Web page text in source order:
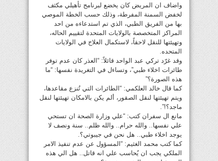
واضاف ان المريض كان يخضع لبرنامج تأهيلي مكثف
لخفض السمنة المفرطة، وذلك حسب الخطة الموصي
بها من الفريق الطبي، الذي تم استدعاءه من احد
المراكز المتخصصة بالولايات المتحدة لتقييم الحاله،
وتهيئتها للنقل لاحقاً، لاستكمال العلاج في الولايات
المتحده.
وقد غرّد تركي عبد الواحد قائلاً: “العذر كان عدم توفر
طائرات اخلاء طبي”، وتساءل في التغريدة نفسها: “ما
هذه الصورة؟”
كما قال خالد العلكمي: “الطائرات التي تُنزع مقاعدها،
ويتم تهيئتها لنقل الصقور، ألم يكن بالامكان تهيئتها لنقل
ماجد؟!”.
مانع ال سفران كتب: “علي وزارة الصحة ان تستحي
علي نفسها.. والله حرام.. والله ظلم.. سنة ونصف لا
يوجد اخلاء طبي.. هل نحن في جيبوتي؟.
كما كتب محمد الغثيم: “المسؤول عن عدم تنفيذ الامر
الملكي يجب ان يُحاسب علي انه قاتل.. هل الي هذه